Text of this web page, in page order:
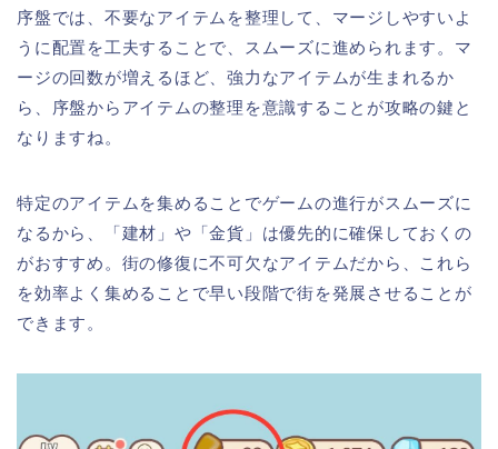
序盤では、不要なアイテムを整理して、マージしやすいよ
うに配置を工夫することで、スムーズに進められます。マ
ージの回数が増えるほど、強力なアイテムが生まれるか
ら、序盤からアイテムの整理を意識することが攻略の鍵と
なりますね。
特定のアイテムを集めることでゲームの進行がスムーズに
なるから、「建材」や「金貨」は優先的に確保しておくの
がおすすめ。街の修復に不可欠なアイテムだから、これら
を効率よく集めることで早い段階で街を発展させることが
できます。